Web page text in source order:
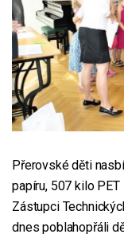
Přerovské děti
papíru, 507 kilo
Zástupci
dnes poblahopřáli